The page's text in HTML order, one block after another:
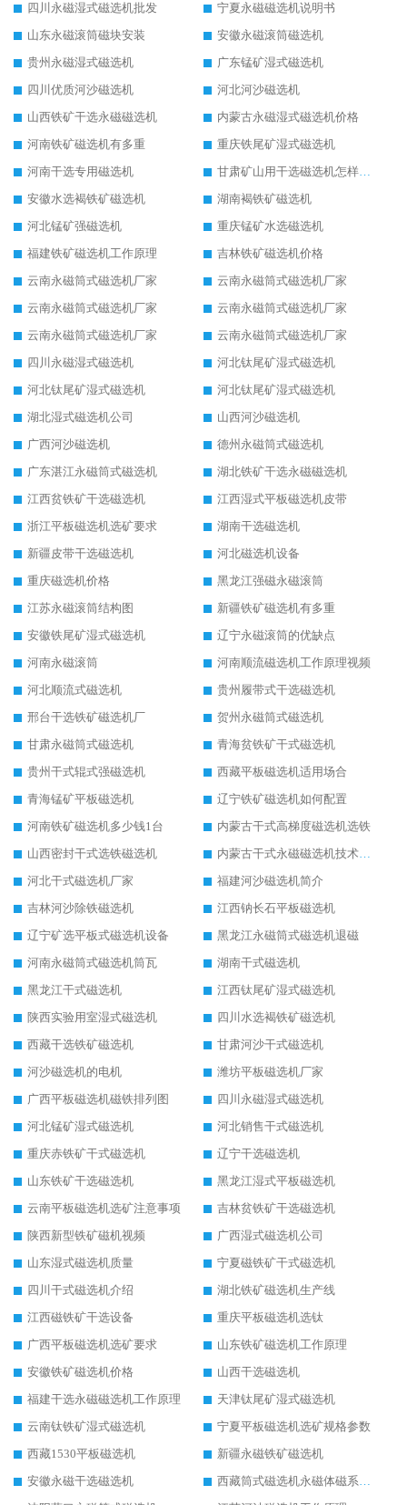
四川永磁湿式磁选机批发
宁夏永磁磁选机说明书
山东永磁滚筒磁块安装
安徽永磁滚筒磁选机
贵州永磁湿式磁选机
广东锰矿湿式磁选机
四川优质河沙磁选机
河北河沙磁选机
山西铁矿干选永磁磁选机
内蒙古永磁湿式磁选机价格
河南铁矿磁选机有多重
重庆铁尾矿湿式磁选机
河南干选专用磁选机
甘肃矿山用干选磁选机怎样调磁
安徽水选褐铁矿磁选机
湖南褐铁矿磁选机
河北锰矿强磁选机
重庆锰矿水选磁选机
福建铁矿磁选机工作原理
吉林铁矿磁选机价格
云南永磁筒式磁选机厂家
云南永磁筒式磁选机厂家
云南永磁筒式磁选机厂家
云南永磁筒式磁选机厂家
云南永磁筒式磁选机厂家
云南永磁筒式磁选机厂家
四川永磁湿式磁选机
河北钛尾矿湿式磁选机
河北钛尾矿湿式磁选机
河北钛尾矿湿式磁选机
湖北湿式磁选机公司
山西河沙磁选机
广西河沙磁选机
德州永磁筒式磁选机
广东湛江永磁筒式磁选机
湖北铁矿干选永磁磁选机
江西贫铁矿干选磁选机
江西湿式平板磁选机皮带
浙江平板磁选机选矿要求
湖南干选磁选机
新疆皮带干选磁选机
河北磁选机设备
重庆磁选机价格
黑龙江强磁永磁滚筒
江苏永磁滚筒结构图
新疆铁矿磁选机有多重
安徽铁尾矿湿式磁选机
辽宁永磁滚筒的优缺点
河南永磁滚筒
河南顺流磁选机工作原理视频
河北顺流式磁选机
贵州履带式干选磁选机
邢台干选铁矿磁选机厂
贺州永磁筒式磁选机
甘肃永磁筒式磁选机
青海贫铁矿干式磁选机
贵州干式辊式强磁选机
西藏平板磁选机适用场合
青海锰矿平板磁选机
辽宁铁矿磁选机如何配置
河南铁矿磁选机多少钱1台
内蒙古干式高梯度磁选机选铁
山西密封干式选铁磁选机
内蒙古干式永磁磁选机技术要求
河北干式磁选机厂家
福建河沙磁选机简介
吉林河沙除铁磁选机
江西钠长石平板磁选机
辽宁矿选平板式磁选机设备
黑龙江永磁筒式磁选机退磁
河南永磁筒式磁选机筒瓦
湖南干式磁选机
黑龙江干式磁选机
江西钛尾矿湿式磁选机
陕西实验用室湿式磁选机
四川水选褐铁矿磁选机
西藏干选铁矿磁选机
甘肃河沙干式磁选机
河沙磁选机的电机
潍坊平板磁选机厂家
广西平板磁选机磁铁排列图
四川永磁湿式磁选机
河北锰矿湿式磁选机
河北销售干式磁选机
重庆赤铁矿干式磁选机
辽宁干选磁选机
山东铁矿干选磁选机
黑龙江湿式平板磁选机
云南平板磁选机选矿注意事项
吉林贫铁矿干选磁选机
陕西新型铁矿磁机视频
广西湿式磁选机公司
山东湿式磁选机质量
宁夏磁铁矿干式磁选机
四川干式磁选机介绍
湖北铁矿磁选机生产线
江西磁铁矿干选设备
重庆平板磁选机选钛
广西平板磁选机选矿要求
山东铁矿磁选机工作原理
安徽铁矿磁选机价格
山西干选磁选机
福建干选永磁磁选机工作原理
天津钛尾矿湿式磁选机
云南钛铁矿湿式磁选机
宁夏平板磁选机选矿规格参数
西藏1530平板磁选机
新疆永磁铁矿磁选机
安徽永磁干选磁选机
西藏筒式磁选机永磁体磁系设计